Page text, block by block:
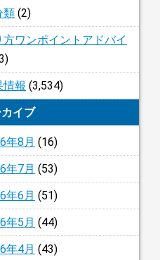
類 (2)
方ワンポイントアドバイ
情報 (3,534)
イブ
年8月 (16)
年7月 (53)
年6月 (51)
年5月 (44)
年4月 (43)